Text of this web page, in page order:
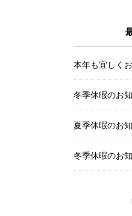
本年も宜しく
冬季休暇のお
夏季休暇のお
冬季休暇のお